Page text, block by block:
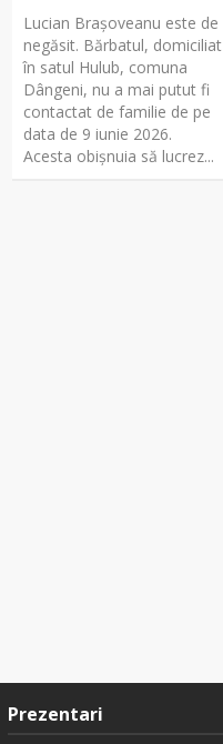
Lucian Brașoveanu este de
negăsit. Bărbatul, domiciliat
în satul Hulub, comuna
Dângeni, nu a mai putut fi
contactat de familie de pe
data de 9 iunie 2026.
Acesta obișnuia să lucrez...
Prezentari